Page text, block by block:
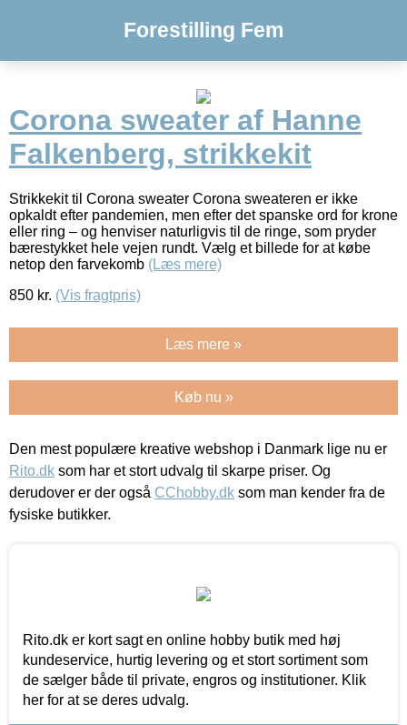
Forestilling Fem
Corona sweater af Hanne
Falkenberg, strikkekit
Strikkekit til Corona sweater Corona sweateren er ikke
opkaldt efter pandemien, men efter det spanske ord for krone
eller ring – og henviser naturligvis til de ringe, som pryder
bærestykket hele vejen rundt. Vælg et billede for at købe
netop den farvekomb (Læs mere)
850 kr. (Vis fragtpris)
Læs mere »
Køb nu »
Den mest populære kreative webshop i Danmark lige nu er
Rito.dk som har et stort udvalg til skarpe priser. Og
derudover er der også CChobby.dk som man kender fra de
fysiske butikker.
Rito.dk er kort sagt en online hobby butik med høj
kundeservice, hurtig levering og et stort sortiment som
de sælger både til private, engros og institutioner. Klik
her for at se deres udvalg.